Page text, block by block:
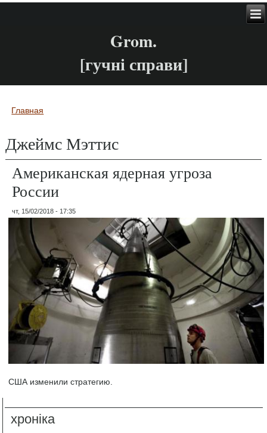
Grom.
[гучні справи]
Вы здесь
Главная
Джеймс Мэттис
Американская ядерная угроза
России
чт, 15/02/2018 - 17:35
США изменили стратегию.
хроніка